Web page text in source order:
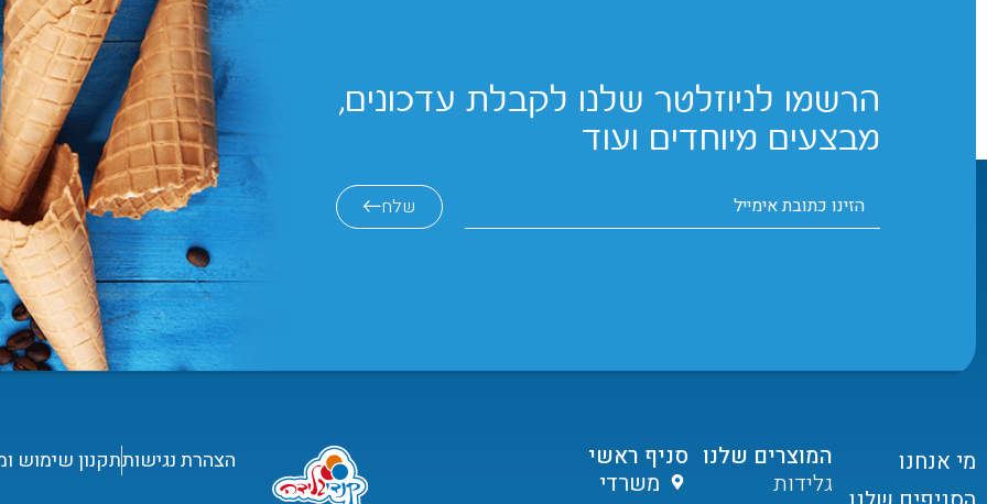
הרשמו לניוזלטר שלנו לקבלת עדכונים,
מבצעים מיוחדים ועוד
שלח
מי אנחנו
המוצרים שלנו
גלידות
סניף ראשי
משרדי
הצהרת נגישותתקנון שימוש